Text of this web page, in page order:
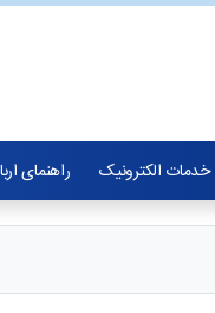
خدمات الکترونیک راهنمای